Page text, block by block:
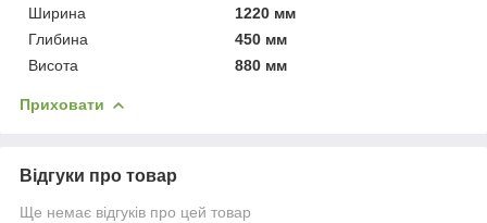
Ширина
1220 мм
Глибина
450 мм
Висота
880 мм
Приховати
Відгуки про товар
Ще немає відгуків про цей товар